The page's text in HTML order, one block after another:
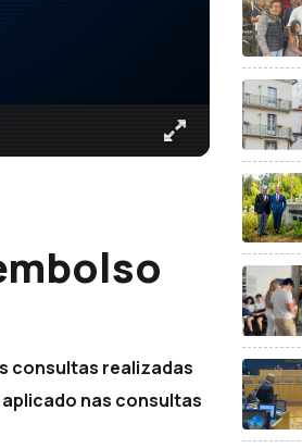
consultas realizadas
aplicado nas consultas